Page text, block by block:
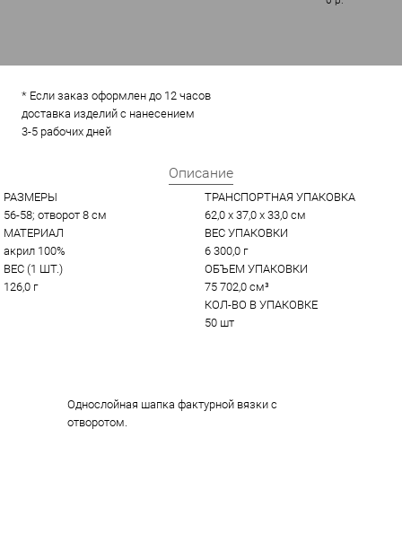
* Если заказ оформлен до 12 часов
доставка изделий с нанесением
3-5 рабочих дней
Описание
РАЗМЕРЫ
56-58; отворот 8 см
МАТЕРИАЛ
акрил 100%
ВЕС (1 ШТ.)
126,0 г
ТРАНСПОРТНАЯ УПАКОВКА
62,0 x 37,0 x 33,0 см
ВЕС УПАКОВКИ
6 300,0 г
ОБЪЕМ УПАКОВКИ
75 702,0 см³
КОЛ-ВО В УПАКОВКЕ
50 шт
Однослойная шапка фактурной вязки с
отворотом.